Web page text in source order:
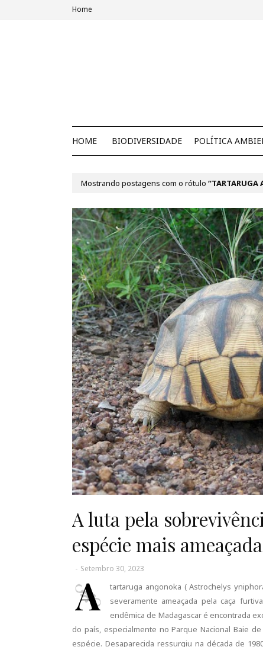
Home
HOME BIODIVERSIDADE POLÍTICA
Mostrando postagens com o rótulo TARTARUGA
A luta pela
espécie mais
- Setembro 30, 2023
A
tartaruga angonoka ( Astrochelys
severamente ameaçada pela caça
endêmica de Madagascar é encontrada
do país, especialmente no Parque Nacional Baie
espécie. Desaparecida ressurgiu na década de